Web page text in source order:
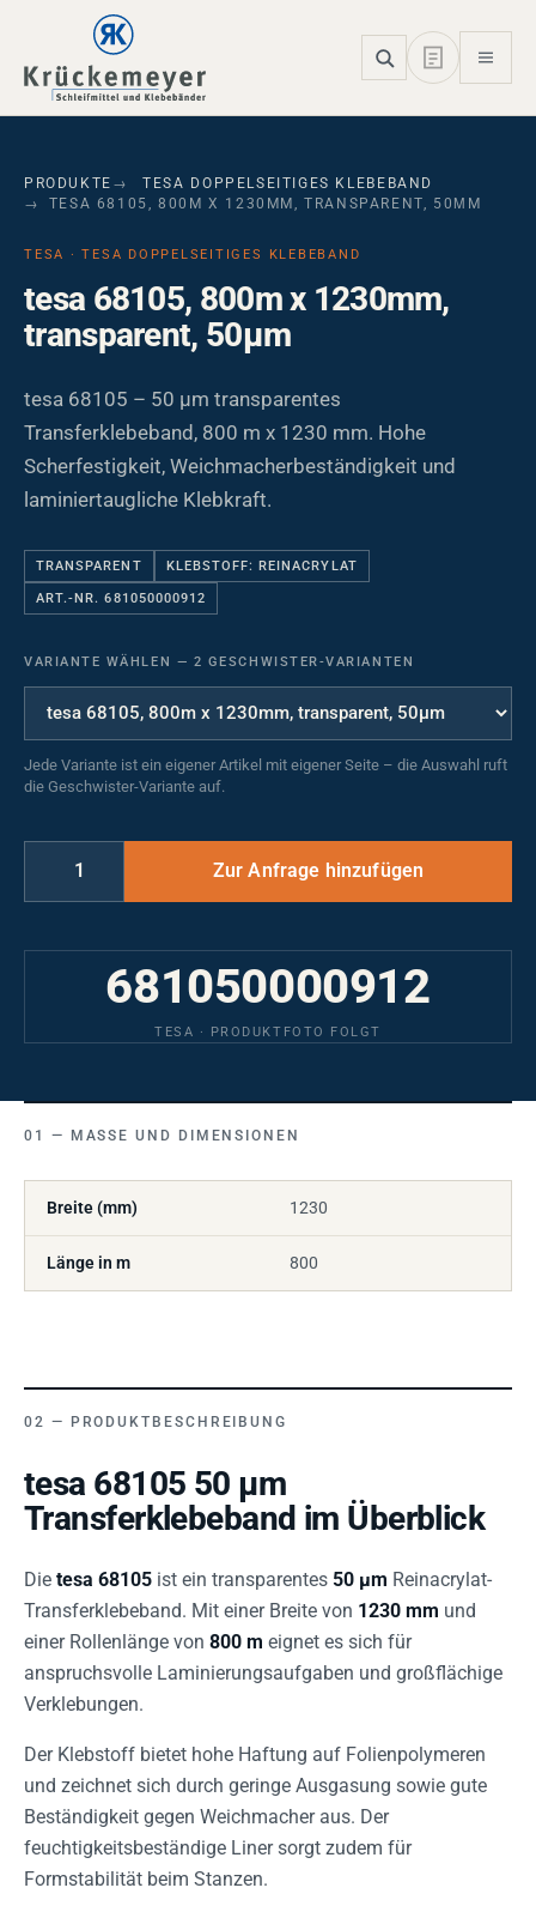
Skip to main navigation
Skip to main content
Skip to page footer
PRODUKTE
TESA DOPPELSEITIGES KLEBEBAND
TESA 68105, 800M X 1230MM, TRANSPARENT, 50ΜM
TESA · TESA DOPPELSEITIGES KLEBEBAND
tesa 68105, 800m x 1230mm,
transparent, 50µm
tesa 68105 – 50 µm transparentes
Transferklebeband, 800 m x 1230 mm. Hohe
Scherfestigkeit, Weichmacherbeständigkeit und
laminiertaugliche Klebkraft.
TRANSPARENT KLEBSTOFF: REINACRYLAT
ART.-NR. 681050000912
VARIANTE WÄHLEN — 2 GESCHWISTER-VARIANTEN
Jede Variante ist ein eigener Artikel mit eigener Seite – die Auswahl ruft
die Geschwister-Variante auf.
681050000912
TESA · PRODUKTFOTO FOLGT
MASSE UND DIMENSIONEN
Breite (mm) 1230
Länge in m 800
PRODUKTBESCHREIBUNG
tesa 68105 50 µm
Transferklebeband im Überblick
Die tesa 68105 ist ein transparentes 50 µm Reinacrylat-
Transferklebeband. Mit einer Breite von 1230 mm und
einer Rollenlänge von 800 m eignet es sich für
anspruchsvolle Laminierungsaufgaben und großflächige
Verklebungen.
Der Klebstoff bietet hohe Haftung auf Folienpolymeren
und zeichnet sich durch geringe Ausgasung sowie gute
Beständigkeit gegen Weichmacher aus. Der
feuchtigkeitsbeständige Liner sorgt zudem für
Formstabilität beim Stanzen.